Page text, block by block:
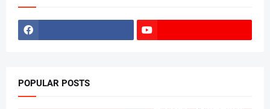
POPULAR POSTS